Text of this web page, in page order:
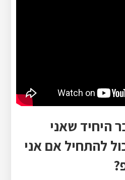
היחיד שאני
להתחיל אם אני